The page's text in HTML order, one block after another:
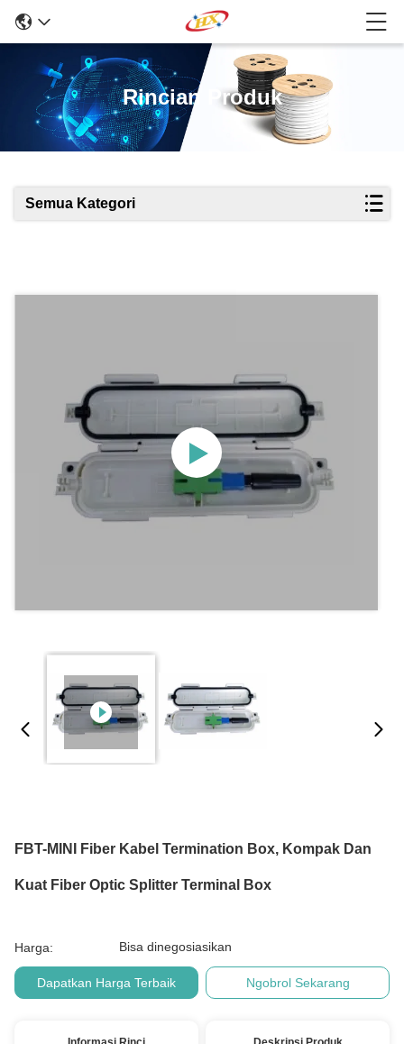
Rincian Produk
Semua Kategori
FBT-MINI Fiber Kabel Termination Box, Kompak Dan
Kuat Fiber Optic Splitter Terminal Box
Harga: Bisa dinegosiasikan
Dapatkan Harga Terbaik Ngobrol Sekarang